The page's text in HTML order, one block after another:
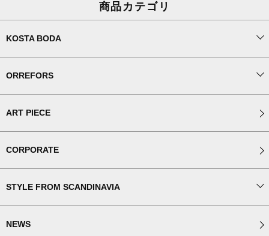
商品カテゴリ
KOSTA BODA
ORREFORS
ART PIECE
CORPORATE
STYLE FROM SCANDINAVIA
NEWS